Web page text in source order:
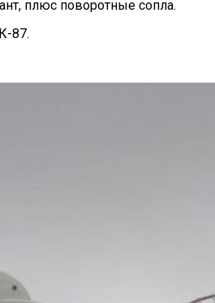
плюс поворотные сопла.
87.